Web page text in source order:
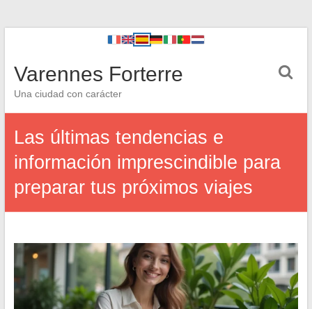
Varennes Forterre
Una ciudad con carácter
Las últimas tendencias e
información imprescindible para
preparar tus próximos viajes